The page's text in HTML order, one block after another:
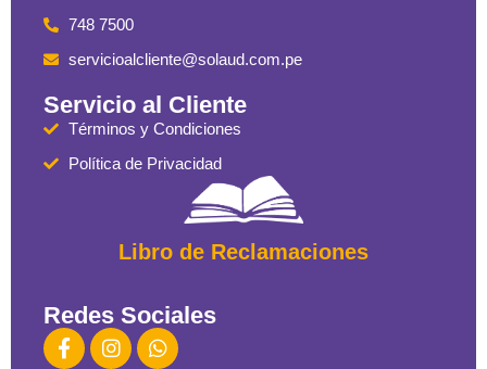
748 7500
servicioalcliente@solaud.com.pe
Servicio al Cliente
Términos y Condiciones
Política de Privacidad
Libro de Reclamaciones
Redes Sociales